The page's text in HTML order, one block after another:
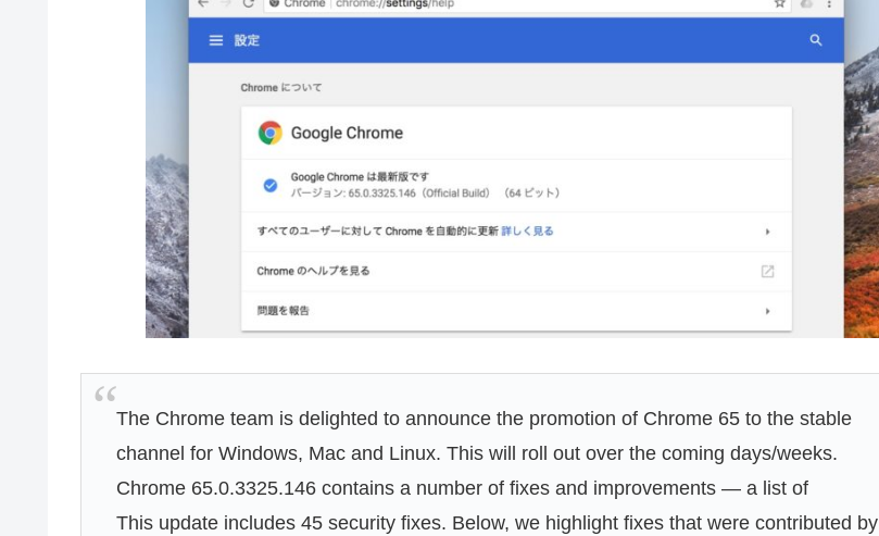
The Chrome team is delighted to announce the promotion of Chrome 65 to the stable
channel for Windows, Mac and Linux. This will roll out over the coming days/weeks.
Chrome 65.0.3325.146 contains a number of fixes and improvements — a list of
This update includes 45 security fixes. Below, we highlight fixes that were contributed by